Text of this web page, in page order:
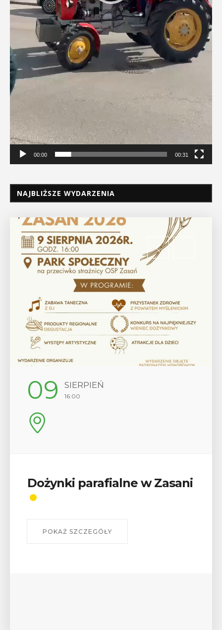
00:00 00:31
NAJBLIŻSZE WYDARZENIA
12 SIERPIEŃ
17:00
Wykład „Jak zdobyć
odznaki na myślenickich
W środę 12 sierpnia o godz. 17 w Miejskiej